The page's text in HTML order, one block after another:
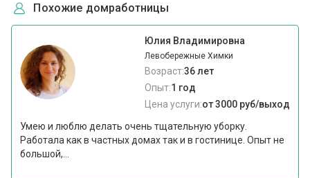
Похожие домработницы
Юлия Владимировна
Левобережные Химки
Возраст:36 лет
Опыт:1 год
Цена услуги:от 3000 руб/выход
Умею и люблю делать очень тщательную уборку.
Работала как в частных домах так и в гостинице. Опыт не
большой,...